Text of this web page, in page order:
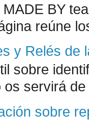
MADE BY
reúne
y Relés de
sobre
os servirá
sobre